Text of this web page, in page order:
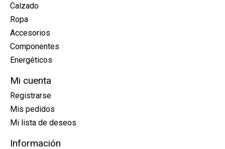
Calzado
Ropa
Accesorios
Componentes
Energéticos
Mi cuenta
Registrarse
Mis pedidos
Mi lista de deseos
Información